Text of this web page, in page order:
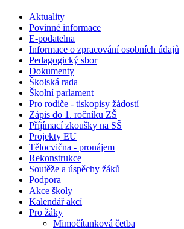
Aktuality
Povinné informace
E-podatelna
Informace o zpracování osobních údajů
Pedagogický sbor
Dokumenty
Školská rada
Školní parlament
Pro rodiče - tiskopisy žádostí
Zápis do 1. ročníku ZŠ
Příjímací zkoušky na SŠ
Projekty EU
Tělocvična - pronájem
Rekonstrukce
Soutěže a úspěchy žáků
Podpora
Akce školy
Kalendář akcí
Pro žáky
Mimočítanková četba